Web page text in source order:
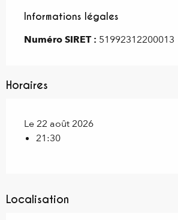
Informations légales
Informations légales
Numéro SIRET : 51992312200013
Horaires
Le 22 août 2026
21:30
Localisation